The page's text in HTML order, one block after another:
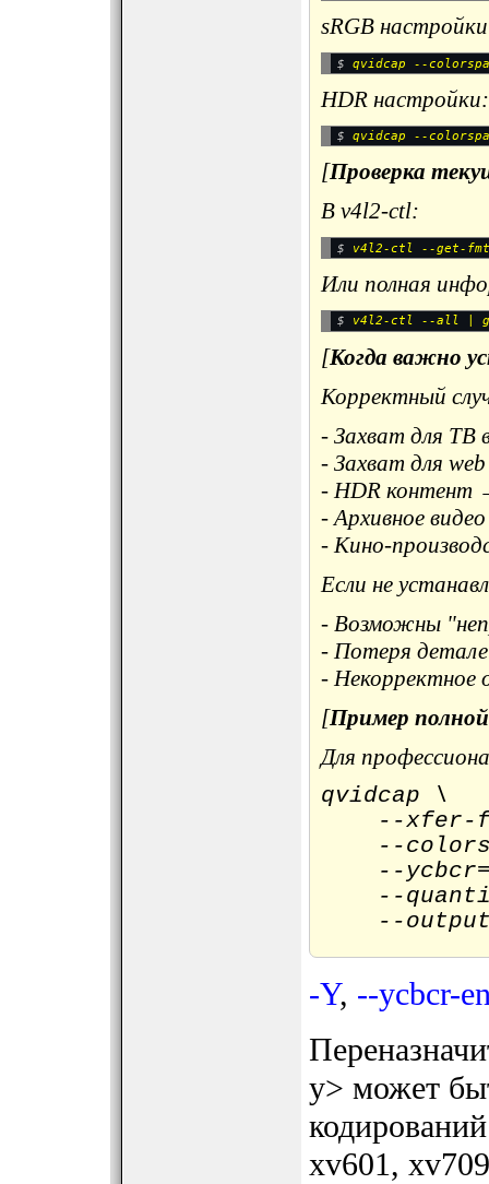
sRGB
$
HDR настройки:
$
[Проверка
В v4l2-ctl:
$
Или полная
$
[Когда важно
Корректный
- Захват для ТВ
- Захват для
- HDR контент
- Архивное
- Кино-
Если не
- Возможны
- Потеря
- Некорректное
[Пример
Для
qvidcap \
--xfer-
--
--
--
--
-Y, --ycbcr-
y> может
xv601,